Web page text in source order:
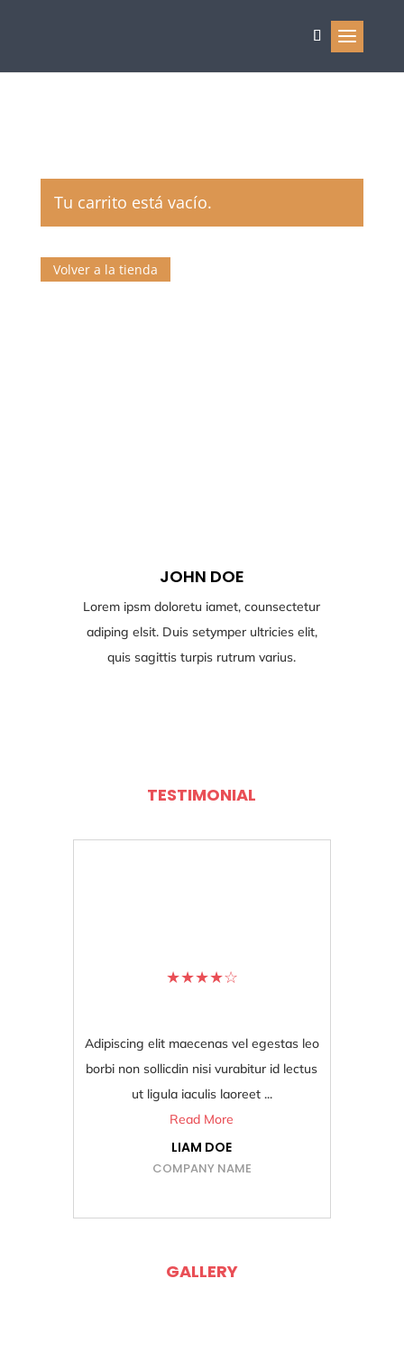
Tu carrito está vacío.
Volver a la tienda
JOHN DOE
Lorem ipsm doloretu iamet, counsectetur
adiping elsit. Duis setymper ultricies elit,
quis sagittis turpis rutrum varius.
TESTIMONIAL
★★★★☆
Adipiscing elit maecenas vel egestas leo
borbi non sollicdin nisi vurabitur id lectus
ut ligula iaculis laoreet ...
Read More
LIAM DOE
COMPANY NAME
GALLERY